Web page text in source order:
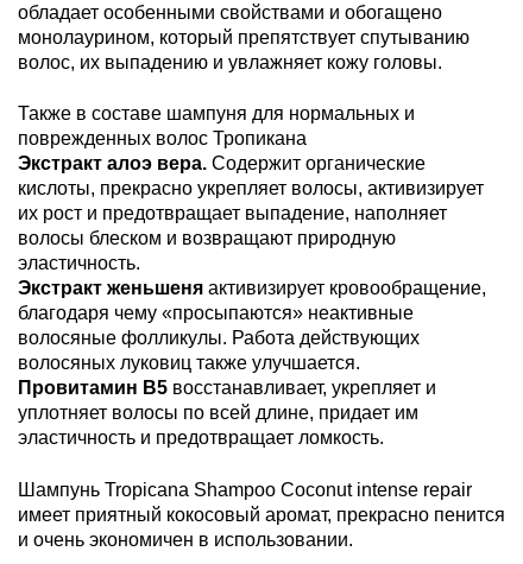
обладает особенными свойствами и обогащено
монолаурином, который препятствует спутыванию
волос, их выпадению и увлажняет кожу головы.
Также в составе шампуня для нормальных и
поврежденных волос Тропикана
Экстракт алоэ вера. Содержит органические
кислоты, прекрасно укрепляет волосы, активизирует
их рост и предотвращает выпадение, наполняет
волосы блеском и возвращают природную
эластичность.
Экстракт женьшеня активизирует кровообращение,
благодаря чему «просыпаются» неактивные
волосяные фолликулы. Работа действующих
волосяных луковиц также улучшается.
Провитамин B5 восстанавливает, укрепляет и
уплотняет волосы по всей длине, придает им
эластичность и предотвращает ломкость.
Шампунь Tropicana Shampoo Coconut intense repair
имеет приятный кокосовый аромат, прекрасно пенится
и очень экономичен в использовании.